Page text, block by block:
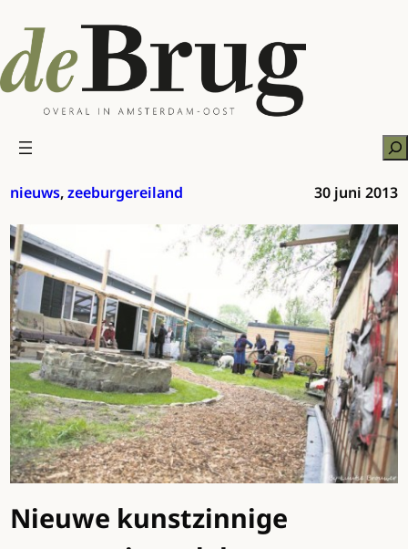
naar
de
inhoud
nieuws, zeeburgereiland 30 juni 2013
Nieuwe kunstzinnige